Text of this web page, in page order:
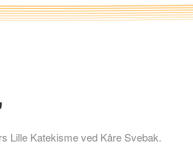
Lille Katekisme ved Kåre Svebak.